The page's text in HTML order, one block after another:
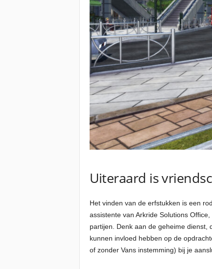
Uiteraard is
Het vinden van de erfstukken is een
assistente van Arkride Solutions
partijen. Denk aan de geheime dienst,
kunnen invloed hebben op de
of zonder Vans instemming) bij je